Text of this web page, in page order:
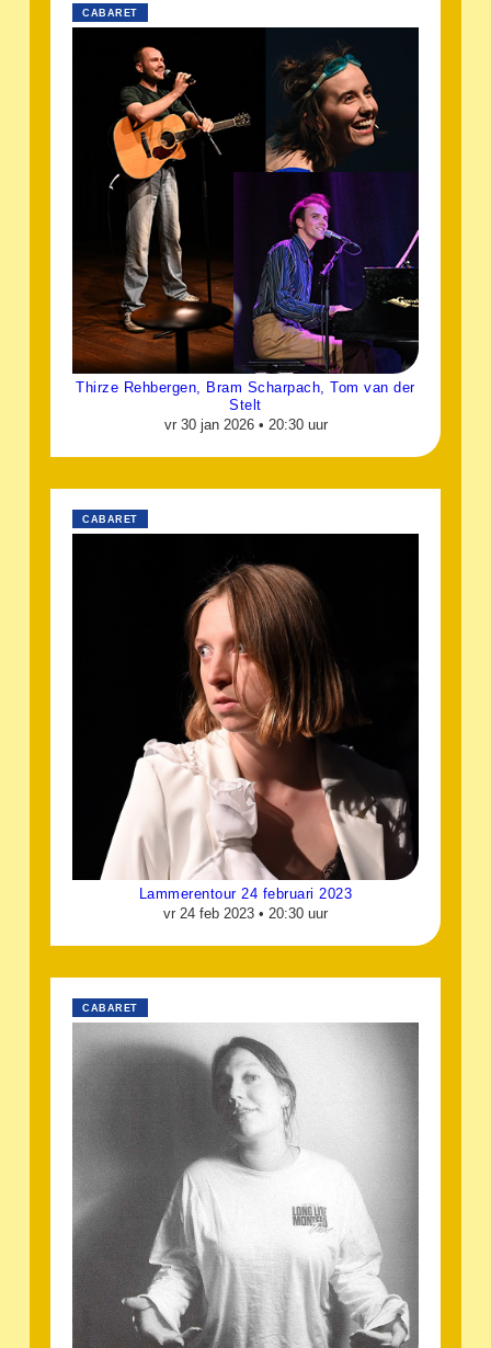
CABARET
Thirze Rehbergen, Bram Scharpach, Tom van der
Stelt
vr 30 jan 2026 • 20:30 uur
CABARET
Lammerentour 24 februari 2023
vr 24 feb 2023 • 20:30 uur
CABARET